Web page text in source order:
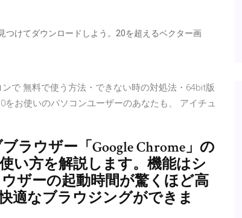
つけてダウンロードしよう。20を超えるベクター画
で 無料で使う方法・できない時の対処法・64bit版
お使いのパソコンユーザーのあなたも、 アイチュ
ラウザー「Google Chrome」の
い方を解説します。機能はシ
ザーの起動時間が驚くほど高
適なブラウジングができま